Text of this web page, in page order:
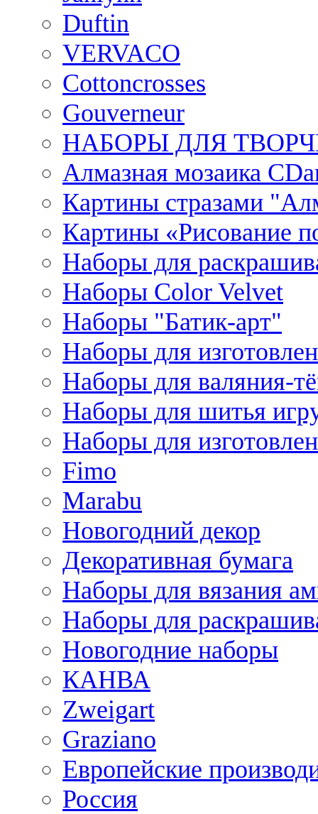
Duftin
VERVACO
Cottoncrosses
Gouverneur
НАБОРЫ ДЛЯ
Алмазная мозаика
Картины стразами
Картины «Рисование
Наборы для
Наборы Сolor Velvet
Наборы "Батик-арт"
Наборы для
Наборы для валяния-
Наборы для шитья
Наборы для
Fimo
Marabu
Новогодний декор
Декоративная бумага
Наборы для вязания
Наборы для
Новогодние наборы
КАНВА
Zweigart
Graziano
Европейские
Россия